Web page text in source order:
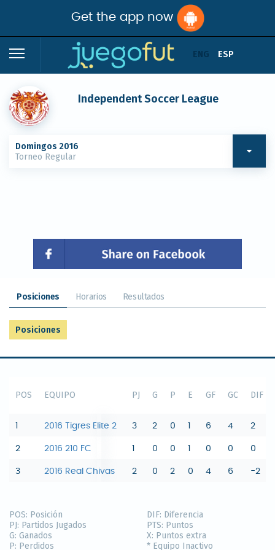
Get the app now
ENG ESP
Independent Soccer League
Domingos 2016
Torneo Regular
Posiciones Horarios Resultados
Posiciones
POS EQUIPO PJ G P E GF GC DIF
2016 Tigres Elite 2 3 2 0 6 4 2
2 2016 210 FC 0 0 0 0 0
3 2016 Real Chivas 2 0 2 0 4 6 -2
POS: Posición
PJ: Partidos Jugados
G: Ganados
P: Perdidos
DIF: Diferencia
PTS: Puntos
X: Puntos extra
* Equipo Inactivo